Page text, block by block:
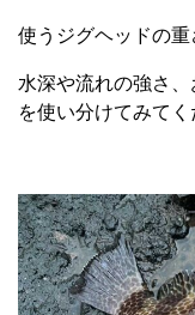
使うジグヘッドの重
水深や流れの強さ
を使い分けてみてく